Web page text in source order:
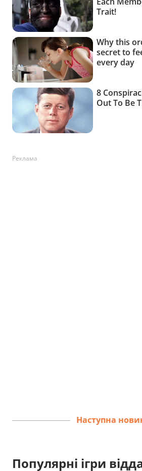
Реклама
Наступна
Популярні ігри